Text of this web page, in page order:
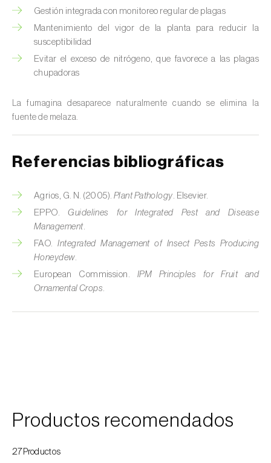
Gestión integrada con monitoreo regular de plagas
Mantenimiento del vigor de la planta para reducir la
susceptibilidad
Evitar el exceso de nitrógeno, que favorece a las plagas
chupadoras
La fumagina desaparece naturalmente cuando se elimina la
fuente de melaza.
Referencias bibliográficas
Agrios, G. N. (2005). Plant Pathology. Elsevier.
EPPO.Guidelines for Integrated Pest and Disease
Management.
FAO.Integrated Management of Insect Pests Producing
Honeydew.
European Commission. IPM Principles for Fruit and
Ornamental Crops.
Productos recomendados
27Productos